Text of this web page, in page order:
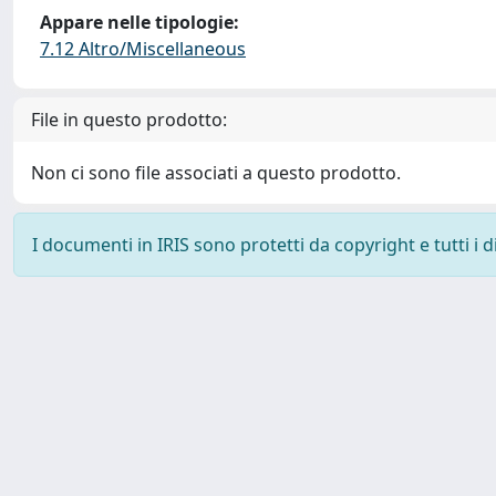
Appare nelle tipologie:
7.12 Altro/Miscellaneous
File in questo prodotto:
Non ci sono file associati a questo prodotto.
I documenti in IRIS sono protetti da copyright e tutti i